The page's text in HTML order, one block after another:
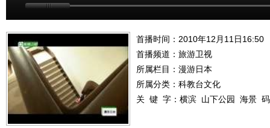
首播时间：2010年12月11日16:50
首播频道： 旅游卫视
所属栏目： 漫游日本
所属分类：科教台文化
关 键 字： 横滨 山下公园 海景